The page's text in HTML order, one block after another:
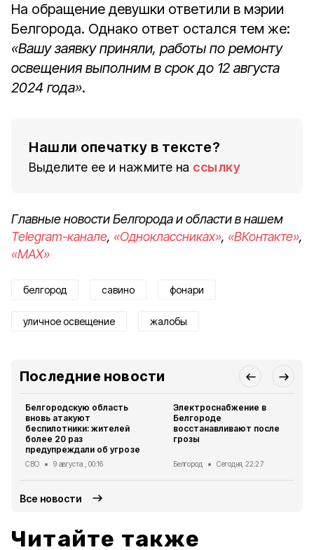
На обращение девушки ответили в мэрии
Белгорода. Однако ответ остался тем же:
«Вашу заявку приняли, работы по ремонту
освещения выполним в срок до 12 августа
2024 года».
Нашли опечатку в тексте?
Выделите ее и нажмите на ссылку
Главные новости Белгорода и области в нашем
Telegram-канале, «Одноклассниках», «ВКонтакте»,
«MAX»
белгород савино фонари
уличное освещение жалобы
Последние новости
Белгородскую область
вновь атакуют
беспилотники: жителей
более 20 раз
предупреждали об угрозе
СВО 9 августа , 00:16
Электроснабжение в
Белгороде
восстанавливают после
грозы
Белгород Сегодня, 22:27
Все новости
Читайте также